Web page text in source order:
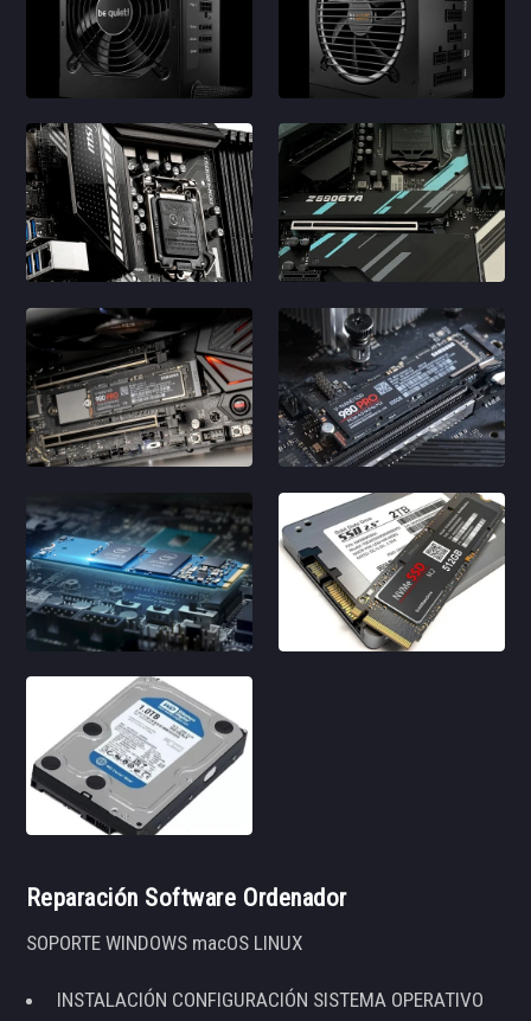
Reparación Software Ordenador
SOPORTE WINDOWS macOS LINUX
INSTALACIÓN CONFIGURACIÓN SISTEMA OPERATIVO